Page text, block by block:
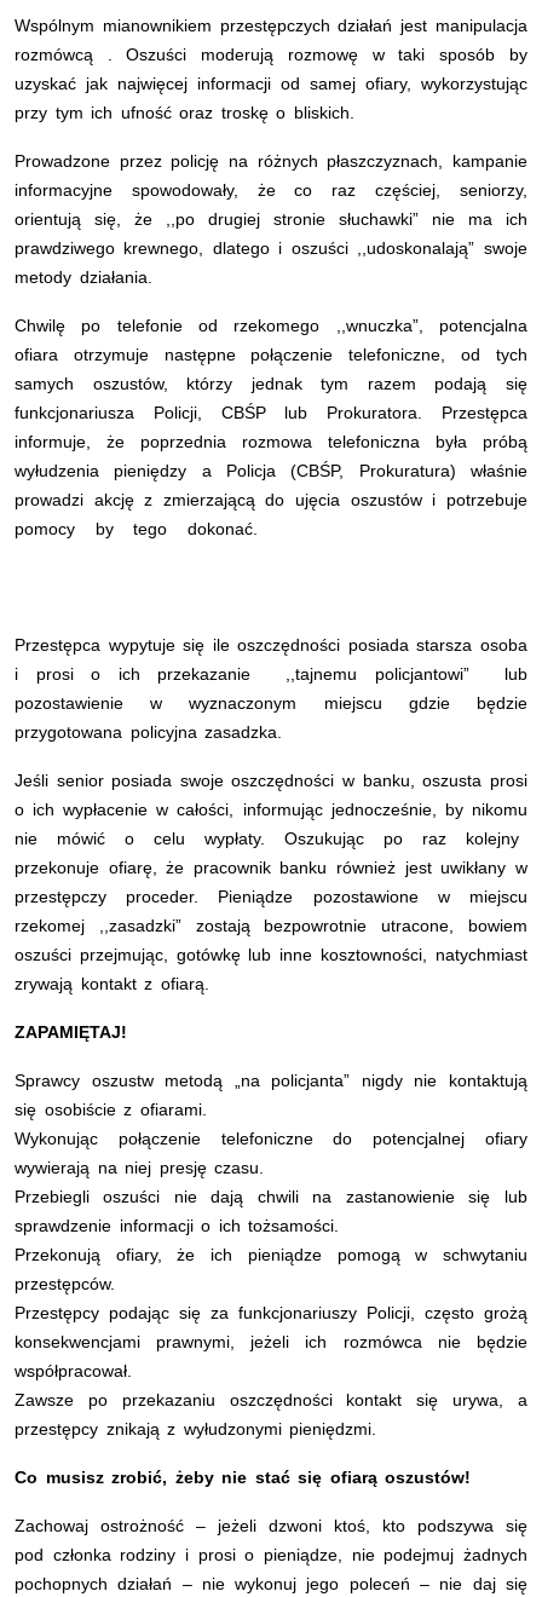
Wspólnym mianownikiem przestępczych działań jest manipulacja
rozmówcą . Oszuści moderują rozmowę w taki sposób by
uzyskać jak najwięcej informacji od samej ofiary, wykorzystując
przy tym ich ufność oraz troskę o bliskich.
Prowadzone przez policję na różnych płaszczyznach, kampanie
informacyjne spowodowały, że co raz częściej, seniorzy,
orientują się, że ,,po drugiej stronie słuchawki” nie ma ich
prawdziwego krewnego, dlatego i oszuści ,,udoskonalają” swoje
metody działania.
Chwilę po telefonie od rzekomego ,,wnuczka”, potencjalna
ofiara otrzymuje następne połączenie telefoniczne, od tych
samych oszustów, którzy jednak tym razem podają się
funkcjonariusza Policji, CBŚP lub Prokuratora. Przestępca
informuje, że poprzednia rozmowa telefoniczna była próbą
wyłudzenia pieniędzy a Policja (CBŚP, Prokuratura) właśnie
prowadzi akcję z zmierzającą do ujęcia oszustów i potrzebuje
pomocy by tego dokonać.
Przestępca wypytuje się ile oszczędności posiada starsza osoba
i prosi o ich przekazanie ,,tajnemu policjantowi” lub
pozostawienie w wyznaczonym miejscu gdzie będzie
przygotowana policyjna zasadzka.
Jeśli senior posiada swoje oszczędności w banku, oszusta prosi
o ich wypłacenie w całości, informując jednocześnie, by nikomu
nie mówić o celu wypłaty. Oszukując po raz kolejny
przekonuje ofiarę, że pracownik banku również jest uwikłany w
przestępczy proceder. Pieniądze pozostawione w miejscu
rzekomej ,,zasadzki” zostają bezpowrotnie utracone, bowiem
oszuści przejmując, gotówkę lub inne kosztowności, natychmiast
zrywają kontakt z ofiarą.
ZAPAMIĘTAJ!
Sprawcy oszustw metodą „na policjanta” nigdy nie kontaktują
się osobiście z ofiarami.
Wykonując połączenie telefoniczne do potencjalnej ofiary
wywierają na niej presję czasu.
Przebiegli oszuści nie dają chwili na zastanowienie się lub
sprawdzenie informacji o ich tożsamości.
Przekonują ofiary, że ich pieniądze pomogą w schwytaniu
przestępców.
Przestępcy podając się za funkcjonariuszy Policji, często grożą
konsekwencjami prawnymi, jeżeli ich rozmówca nie będzie
współpracował.
Zawsze po przekazaniu oszczędności kontakt się urywa, a
przestępcy znikają z wyłudzonymi pieniędzmi.
Co musisz zrobić, żeby nie stać się ofiarą oszustów!
Zachowaj ostrożność – jeżeli dzwoni ktoś, kto podszywa się
pod członka rodziny i prosi o pieniądze, nie podejmuj żadnych
pochopnych działań – nie wykonuj jego poleceń – nie daj się